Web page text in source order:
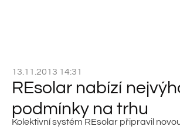
13.11.2013 14:31
REsolar nabízí
podmínky na trhu
Kolektivní systém REsolar připravil